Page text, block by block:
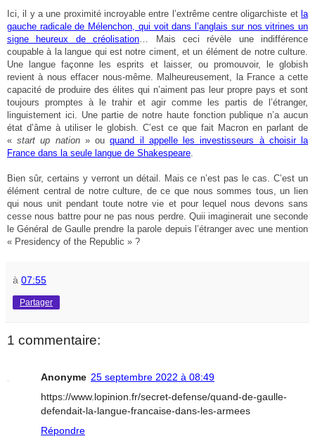
Ici, il y a une proximité incroyable entre l’extrême centre oligarchiste et la
gauche radicale de Mélenchon, qui voit dans l’anglais sur nos vitrines un
signe heureux de créolisation… Mais ceci révèle une indifférence
coupable à la langue qui est notre ciment, et un élément de notre culture.
Une langue façonne les esprits et laisser, ou promouvoir, le globish
revient à nous effacer nous-même. Malheureusement, la France a cette
capacité de produire des élites qui n’aiment pas leur propre pays et sont
toujours promptes à le trahir et agir comme les partis de l’étranger,
linguistement ici. Une partie de notre haute fonction publique n’a aucun
état d’âme à utiliser le globish. C’est ce que fait Macron en parlant de
«start up nation» ouquand il appelle les investisseurs à choisir la
France dans la seule langue de Shakespeare.
Bien sûr, certains y verront un détail. Mais ce n’est pas le cas. C’est un
élément central de notre culture, de ce que nous sommes tous, un lien
qui nous unit pendant toute notre vie et pour lequel nous devons sans
cesse nous battre pour ne pas nous perdre. Quii imaginerait une seconde
le Général de Gaulle prendre la parole depuis l’étranger avec une mention
« Presidency of the Republic » ?
à 07:55
Partager
1 commentaire:
Anonyme 25 septembre 2022 à 08:49
https://www.lopinion.fr/secret-defense/quand-de-gaulle-
defendait-la-langue-francaise-dans-les-armees
Répondre